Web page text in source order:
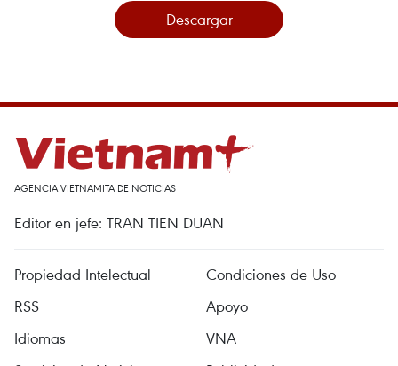
Descargar
AGENCIA VIETNAMITA DE NOTICIAS
Editor en jefe: TRAN TIEN DUAN
Propiedad Intelectual
Condiciones de Uso
RSS
Apoyo
Idiomas
VNA